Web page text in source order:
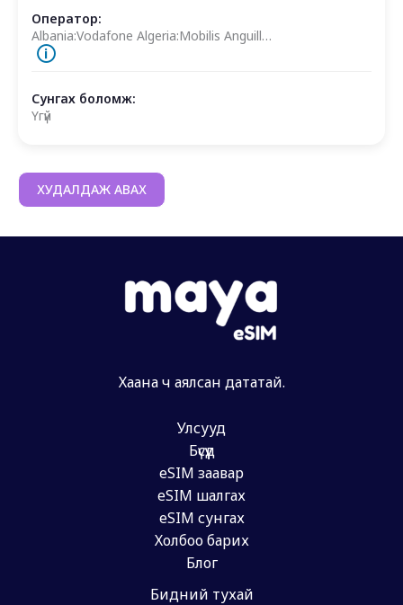
Оператор:
Albania:Vodafone Algeria:Mobilis Anguill…
🛈
Сунгах боломж:
Үгүй
ХУДАЛДАЖ АВАХ
Хаана ч аялсан дататай.
Улсууд
Бүсүүд
eSIM заавар
eSIM шалгах
eSIM сунгах
Холбоо барих
Блог
Бидний тухай